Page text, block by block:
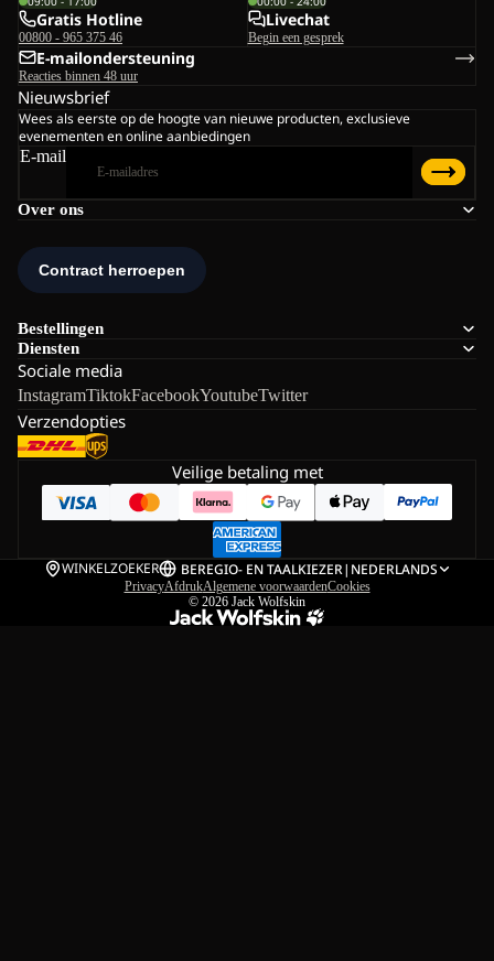
Over ons
Bestellingen
Diensten
Sociale media
InstagramTiktokFacebookYoutubeTwitter
Verzendopties
Gratis Hotline
00800 - 965 375 46
Livechat
Begin een gesprek
E-mailondersteuning
Reacties binnen 48 uur
Nieuwsbrief
Wees als eerste op de hoogte van nieuwe producten, exclusieve
evenementen en online aanbiedingen
E-mail
Veilige betaling met
WINKELZOEKER BEREGIO- EN TAALKIEZER| NEDERLANDS
PrivacyAfdrukAlgemene voorwaardenCookies
© 2026 Jack Wolfskin